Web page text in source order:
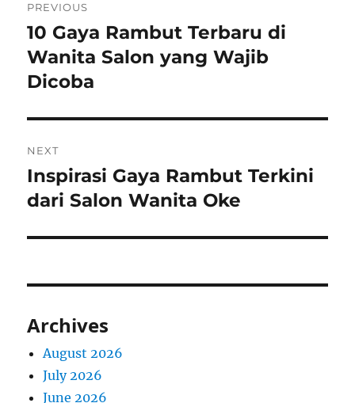
navigation
PREVIOUS
Previous
post:
10 Gaya Rambut Terbaru di
Wanita Salon yang Wajib
Dicoba
NEXT
Next
post:
Inspirasi Gaya Rambut Terkini
dari Salon Wanita Oke
Archives
August 2026
July 2026
June 2026